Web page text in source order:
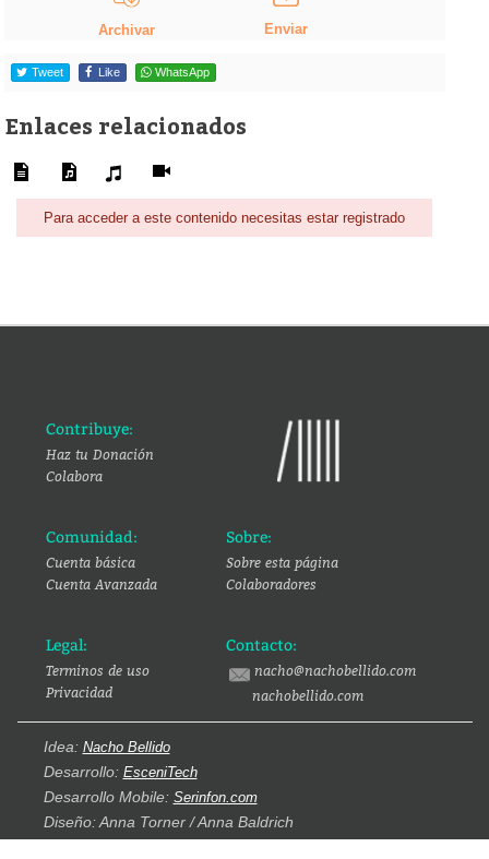
Archivar Enviar
Tweet Like WhatsApp
Enlaces relacionados
Para acceder a este contenido necesitas estar registrado
Contribuye:
Haz tu Donación
Colabora
Comunidad:
Cuenta básica
Cuenta Avanzada
Sobre:
Sobre esta página
Colaboradores
Legal:
Terminos de uso
Privacidad
Contacto:
nacho@nachobellido.com
nachobellido.com
Idea: Nacho Bellido
Desarrollo: EsceniTech
Desarrollo Mobile: Serinfon.com
Diseño: Anna Torner / Anna Baldrich